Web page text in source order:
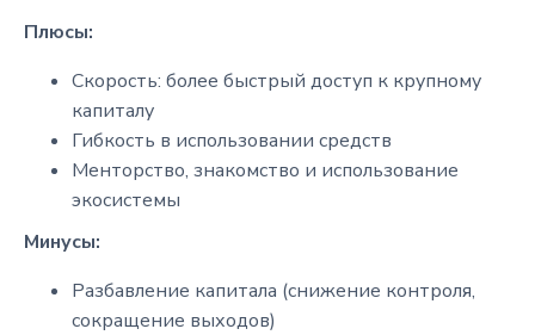
Плюсы:
Скорость: более быстрый доступ к крупному
капиталу
Гибкость в использовании средств
Менторство, знакомство и использование
экосистемы
Минусы:
Разбавление капитала (снижение контроля,
сокращение выходов)